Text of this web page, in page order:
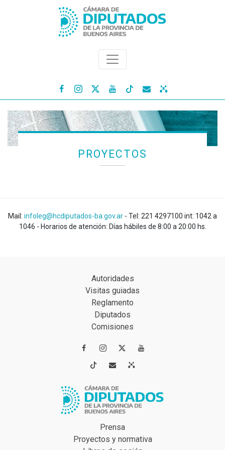
   
PROYECTOS
Mail: infoleg@hcdiputados-ba.gov.ar - Tel: 221 4297100 int: 1042 a
1046 - Horarios de atención: Días hábiles de 8:00 a 20:00 hs.
Autoridades
Visitas guiadas
Reglamento
Diputados
Comisiones
 
 
Prensa
Proyectos y normativa